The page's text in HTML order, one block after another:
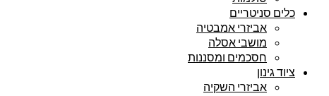
כלים סניטריים
אביזרי אמבטיה
מושבי אסלה
חסכמים ומסננות
ציוד גינון
אביזרי השקיה